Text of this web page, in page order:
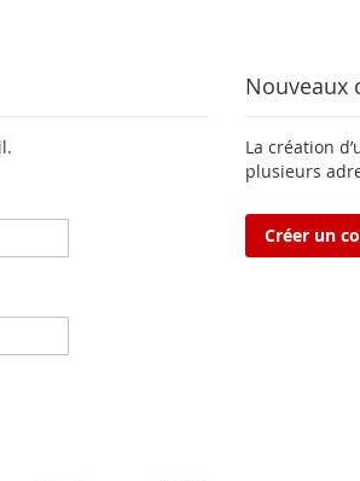
Nouveaux
La création
plusieurs
Créer un